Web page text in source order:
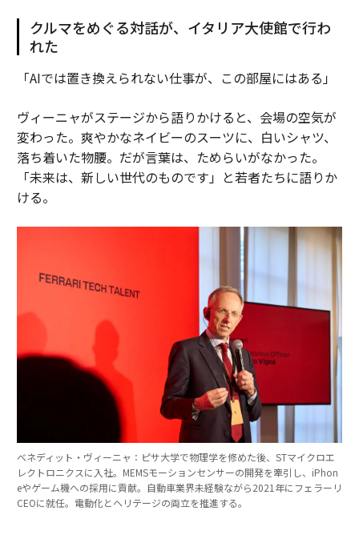
クルマをめぐる対話が、イタリア大使館で行わ
れた
「AIでは置き換えられない仕事が、この部屋にはある」
ヴィーニャがステージから語りかけると、会場の空気が
変わった。爽やかなネイビーのスーツに、白いシャツ、
落ち着いた物腰。だが言葉は、ためらいがなかった。
「未来は、新しい世代のものです」と若者たちに語りか
ける。
べネディット・ヴィーニャ：ピサ大学で物理学を修めた後、STマイクロエ
レクトロニクスに入社。MEMSモーションセンサーの開発を牽引し、iPhon
eやゲーム機への採用に貢献。自動車業界未経験ながら2021年にフェラーリ
CEOに就任。電動化とヘリテージの両立を推進する。